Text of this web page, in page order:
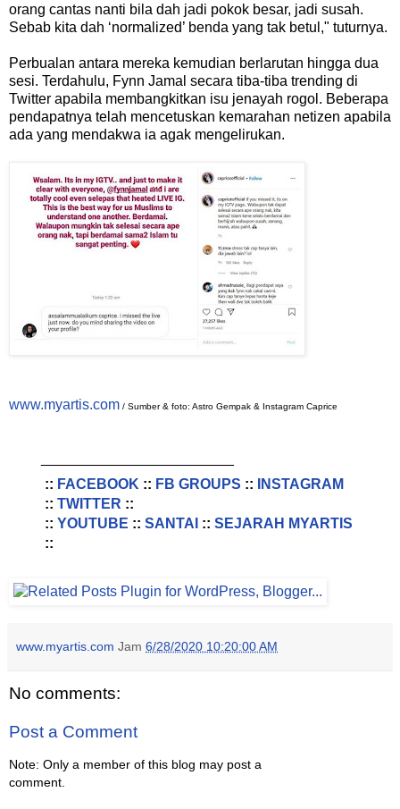
orang cantas nanti bila dah jadi pokok besar, jadi susah.
Sebab kita dah ‘normalized’ benda yang tak betul," tuturnya.
Perbualan antara mereka kemudian berlarutan hingga dua
sesi. Terdahulu, Fynn Jamal secara tiba-tiba trending di
Twitter apabila membangkitkan isu jenayah rogol. Beberapa
pendapatnya telah mencetuskan kemarahan netizen apabila
ada yang mendakwa ia agak mengelirukan.
www.myartis.com / Sumber & foto: Astro Gempak & Instagram Caprice
:: FACEBOOK :: FB GROUPS ::
INSTAGRAM
:: TWITTER ::
:: YOUTUBE :: SANTAI :: SEJARAH MYARTIS
::
www.myartis.com Jam 6/28/2020 10:20:00 AM
No comments:
Post a Comment
Note: Only a member of this blog may post a
comment.